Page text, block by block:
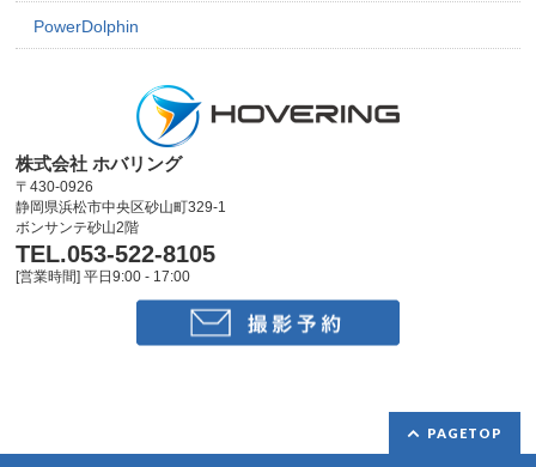
PowerDolphin
株式会社 ホバリング
〒430-0926
静岡県浜松市中央区砂山町329-1
ボンサンテ砂山2階
TEL.053-522-8105
[営業時間] 平日9:00 - 17:00
PAGETOP